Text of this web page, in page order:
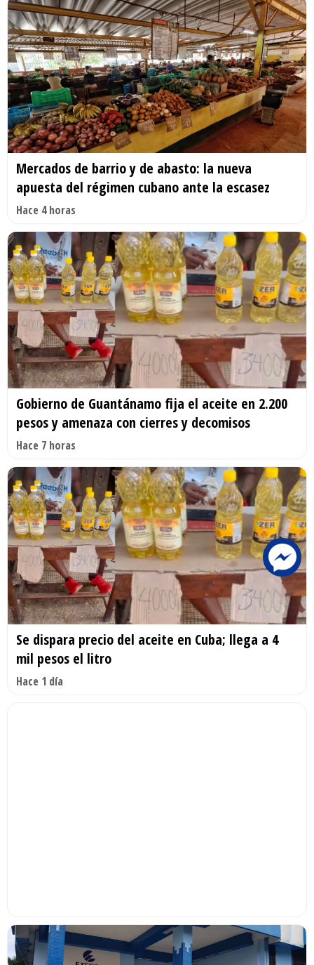
Mercados de barrio y de abasto: la nueva
apuesta del régimen cubano ante la escasez
Hace 4 horas
Gobierno de Guantánamo fija el aceite en 2.200
pesos y amenaza con cierres y decomisos
Hace 7 horas
Se dispara precio del aceite en Cuba; llega a 4
mil pesos el litro
Hace 1 día